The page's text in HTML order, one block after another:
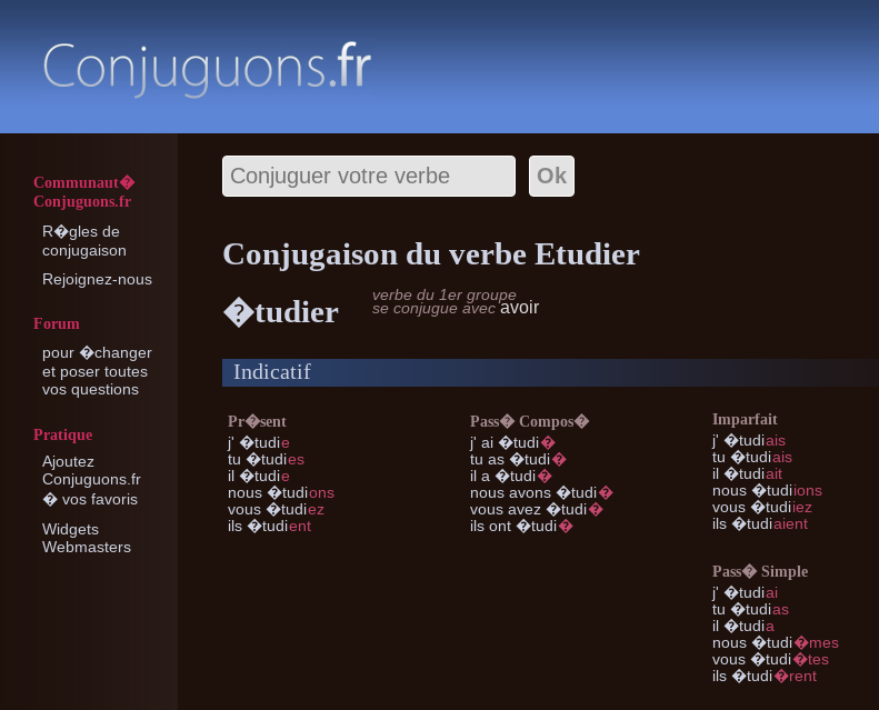
Communaut�
Conjuguons.fr
R�gles de
conjugaison
Rejoignez-nous
Forum
pour �changer
et poser toutes
vos questions
Pratique
Ajoutez
Conjuguons.fr
� vos favoris
Widgets
Webmasters
Conjugaison du verbe Etudier
�tudier
verbe du 1er groupe
se conjugue avecavoir
Indicatif
Pr�sent
j' �tudie
tu �tudies
il �tudie
nous �tudions
vous �tudiez
ils �tudient
Pass� Compos�
j' ai �tudi�
tu as �tudi�
il a �tudi�
nous avons �tudi�
vous avez �tudi�
ils ont �tudi�
Imparfait
j' �tudiais
tu �tudiais
il �tudiait
nous �tudiions
vous �tudiiez
ils �tudiaient
Pass� Simple
j' �tudiai
tu �tudias
il �tudia
nous �tudi�mes
vous �tudi�tes
ils �tudi�rent